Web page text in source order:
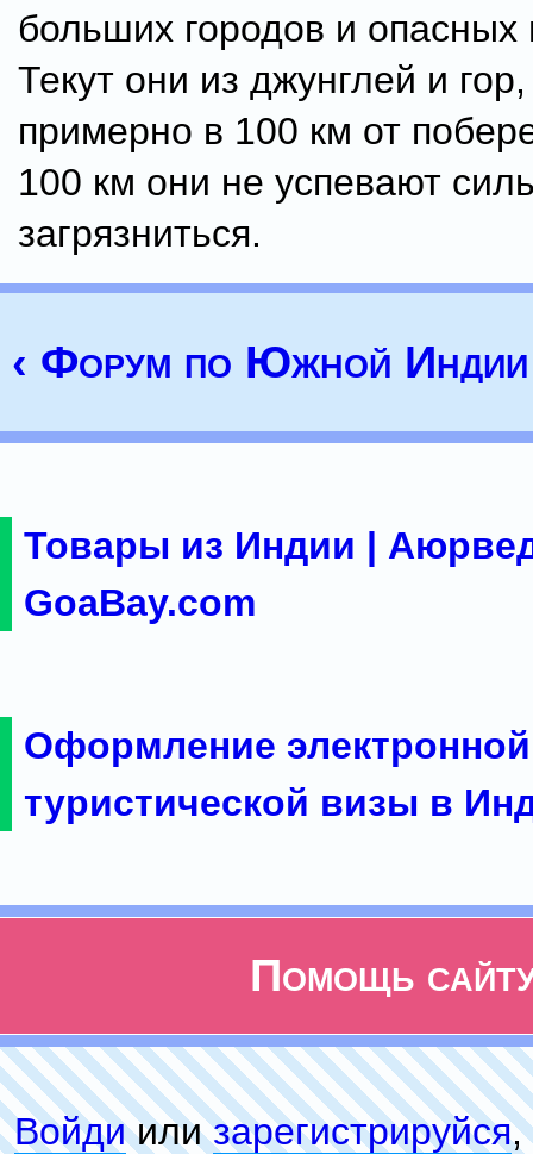
больших городов и опасных
Текут они из джунглей и
примерно в 100 км от
100 км они не успевают
загрязниться.
‹ Форум по Южной
Товары из Индии |
GoaBay.com
Оформление электронной
туристической визы в
Помощь
Войдиилизарeгиcтpируйся,